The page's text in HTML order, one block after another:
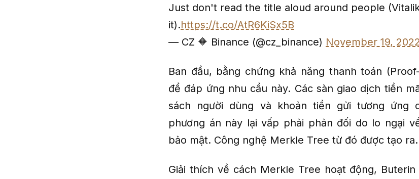
Just don't read the title aloud around people
it).https://t.co/AtR6KiSx5B
— CZ 🔶 Binance (@cz_binance) November 19, 2022
Ban đầu, bằng chứng khả năng thanh toán
để đáp ứng nhu cầu này. Các sàn giao dịch tiền
sách người dùng và khoản tiền gửi tương ứng
phương án này lại vấp phải phản đối do lo ngại
bảo mật. Công nghệ Merkle Tree từ đó được tạo ra.
Giải thích về cách Merkle Tree hoạt động,